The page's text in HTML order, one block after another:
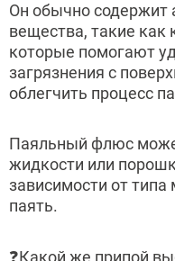
Он обычно содержит
вещества, такие как
которые помогают
загрязнения с
облегчить процесс
Паяльный флюс
жидкости или
зависимости от
паять.
❓Какой же припой